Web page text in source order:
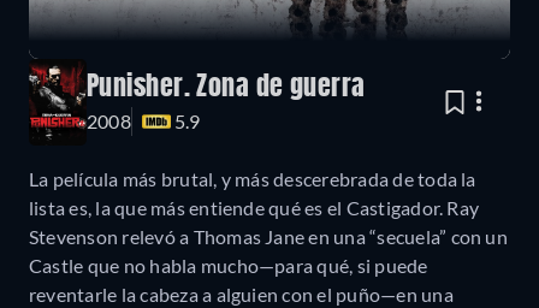
Punisher. Zona de guerra
2008 5.9
La película más brutal, y más descerebrada de toda la
lista es, la que más entiende qué es el Castigador. Ray
Stevenson relevó a Thomas Jane en una “secuela” con un
Castle que no habla mucho—para qué, si puede
reventarle la cabeza a alguien con el puño—en una